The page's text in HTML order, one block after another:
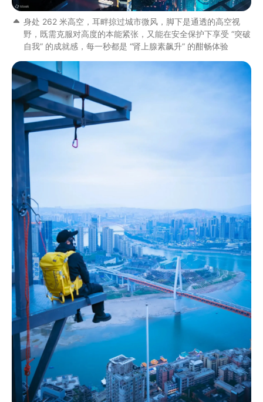
身处 262 米高空，耳畔掠过城市微风，脚下是通透的高空视
野，既需克服对高度的本能紧张，又能在安全保护下享受 “突破
自我” 的成就感，每一秒都是 “肾上腺素飙升” 的酣畅体验